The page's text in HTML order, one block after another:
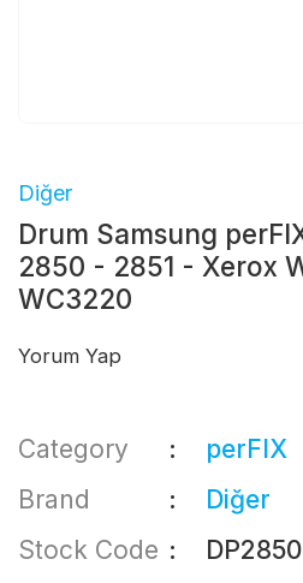
Diğer
Drum Samsung
2850 - 2851 - Xerox
WC3220
Yorum Yap
Category
perFIX
Brand
Diğer
Stock Code
DP2850